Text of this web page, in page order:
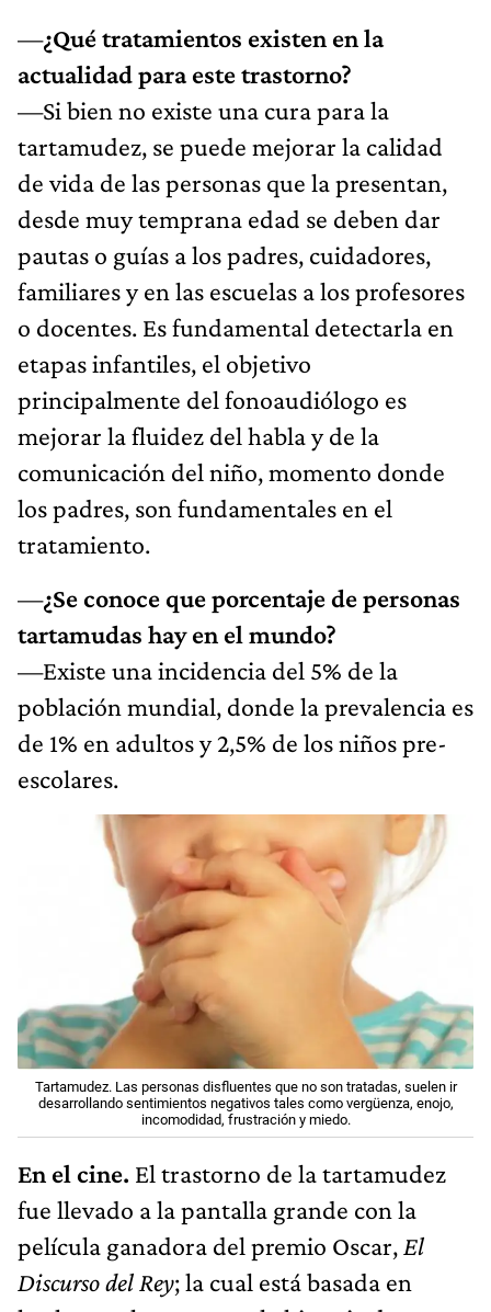
—¿Qué tratamientos existen en la
actualidad para este trastorno?
—Si bien no existe una cura para la
tartamudez, se puede mejorar la calidad
de vida de las personas que la presentan,
desde muy temprana edad se deben dar
pautas o guías a los padres, cuidadores,
familiares y en las escuelas a los profesores
o docentes. Es fundamental detectarla en
etapas infantiles, el objetivo
principalmente del fonoaudiólogo es
mejorar la fluidez del habla y de la
comunicación del niño, momento donde
los padres, son fundamentales en el
tratamiento.
—¿Se conoce que porcentaje de personas
tartamudas hay en el mundo?
—Existe una incidencia del 5% de la
población mundial, donde la prevalencia es
de 1% en adultos y 2,5% de los niños pre-
escolares.
Tartamudez. Las personas disfluentes que no son tratadas, suelen ir
desarrollando sentimientos negativos tales como vergüenza, enojo,
incomodidad, frustración y miedo.
En el cine. El trastorno de la tartamudez
fue llevado a la pantalla grande con la
película ganadora del premio Oscar, El
Discurso del Rey; la cual está basada en